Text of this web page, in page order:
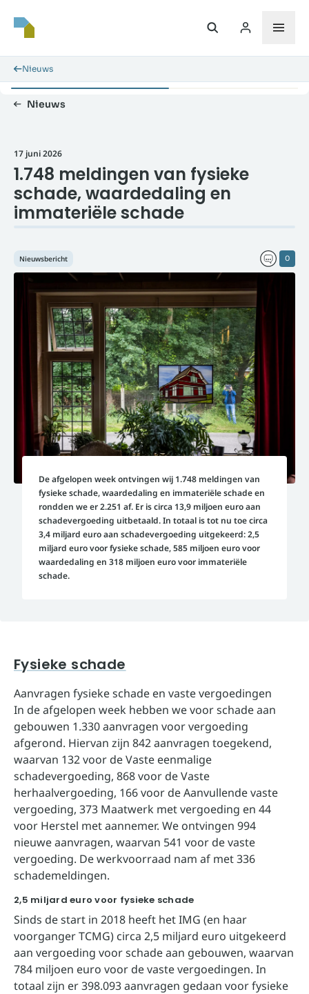
Nieuws
Nieuws
17 juni 2026
1.748 meldingen van fysieke
schade, waardedaling en
immateriële schade
0
Nieuwsbericht
De afgelopen week ontvingen wij 1.748 meldingen van
fysieke schade, waardedaling en immateriële schade en
rondden we er 2.251 af. Er is circa 13,9 miljoen euro aan
schadevergoeding uitbetaald. In totaal is tot nu toe circa
3,4 miljard euro aan schadevergoeding uitgekeerd: 2,5
miljard euro voor fysieke schade, 585 miljoen euro voor
waardedaling en 318 miljoen euro voor immateriële
schade.
Fysieke schade
Aanvragen fysieke schade en vaste vergoedingen
In de afgelopen week hebben we voor schade aan
gebouwen 1.330 aanvragen voor vergoeding
afgerond. Hiervan zijn 842 aanvragen toegekend,
waarvan 132 voor de Vaste eenmalige
schadevergoeding, 868 voor de Vaste
herhaalvergoeding, 166 voor de Aanvullende vaste
vergoeding, 373 Maatwerk met vergoeding en 44
voor Herstel met aannemer. We ontvingen 994
nieuwe aanvragen, waarvan 541 voor de vaste
vergoeding. De werkvoorraad nam af met 336
schademeldingen.
2,5 miljard euro voor fysieke schade
Sinds de start in 2018 heeft het IMG (en haar
voorganger TCMG) circa 2,5 miljard euro uitgekeerd
aan vergoeding voor schade aan gebouwen, waarvan
784 miljoen euro voor de vaste vergoedingen. In
totaal zijn er 398.093 aanvragen gedaan voor fysieke